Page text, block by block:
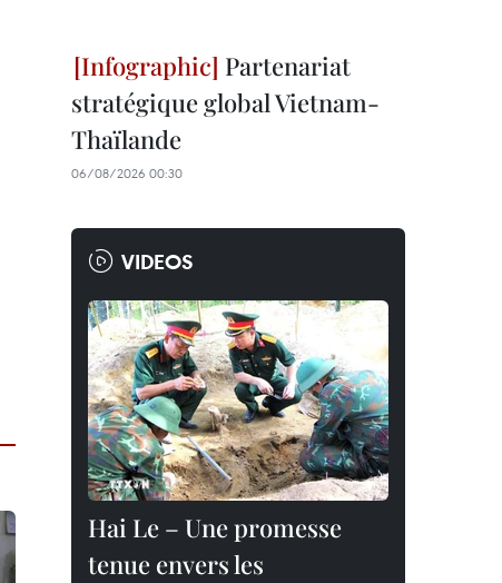
Partenariat
stratégique global Vietnam-
Thaïlande
06/08/2026 00:30
VIDEOS
Hai Le – Une promesse
tenue envers les